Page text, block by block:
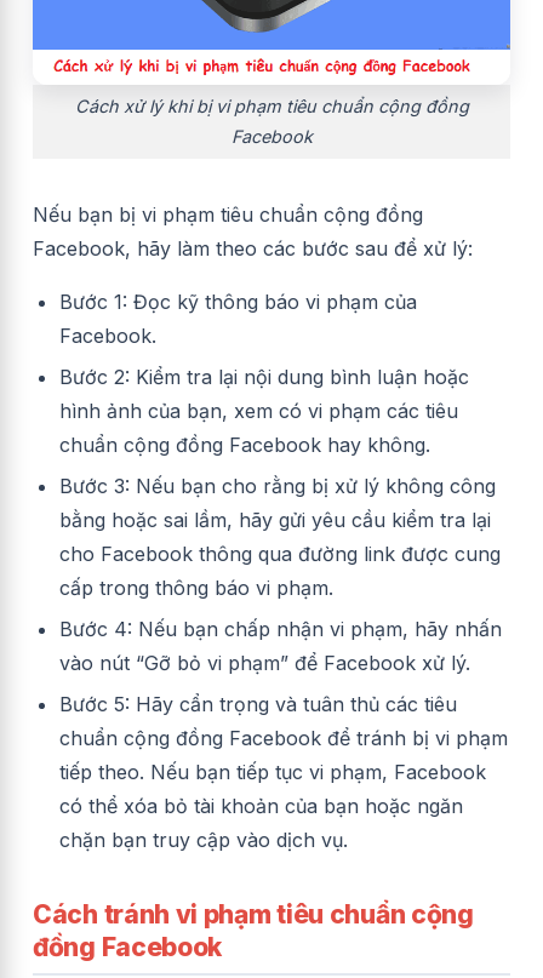
Cách xử lý khi bị vi phạm tiêu chuẩn cộng đồng
Facebook
Nếu bạn bị vi phạm tiêu chuẩn cộng đồng
Facebook, hãy làm theo các bước sau để xử lý:
Bước 1: Đọc kỹ thông báo vi phạm của
Facebook.
Bước 2: Kiểm tra lại nội dung bình luận hoặc
hình ảnh của bạn, xem có vi phạm các tiêu
chuẩn cộng đồng Facebook hay không.
Bước 3: Nếu bạn cho rằng bị xử lý không công
bằng hoặc sai lầm, hãy gửi yêu cầu kiểm tra lại
cho Facebook thông qua đường link được cung
cấp trong thông báo vi phạm.
Bước 4: Nếu bạn chấp nhận vi phạm, hãy nhấn
vào nút “Gỡ bỏ vi phạm” để Facebook xử lý.
Bước 5: Hãy cẩn trọng và tuân thủ các tiêu
chuẩn cộng đồng Facebook để tránh bị vi phạm
tiếp theo. Nếu bạn tiếp tục vi phạm, Facebook
có thể xóa bỏ tài khoản của bạn hoặc ngăn
chặn bạn truy cập vào dịch vụ.
Cách tránh vi phạm tiêu chuẩn cộng
đồng Facebook